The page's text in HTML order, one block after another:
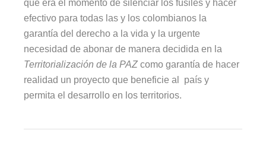
que era el momento de silenciar los fusiles y hacer
efectivo para todas las y los colombianos la
garantía del derecho a la vida y la urgente
necesidad de abonar de manera decidida en la
Territorialización de la PAZcomo garantía de hacer
realidad un proyecto que beneficie al país y
permita el desarrollo en los territorios.